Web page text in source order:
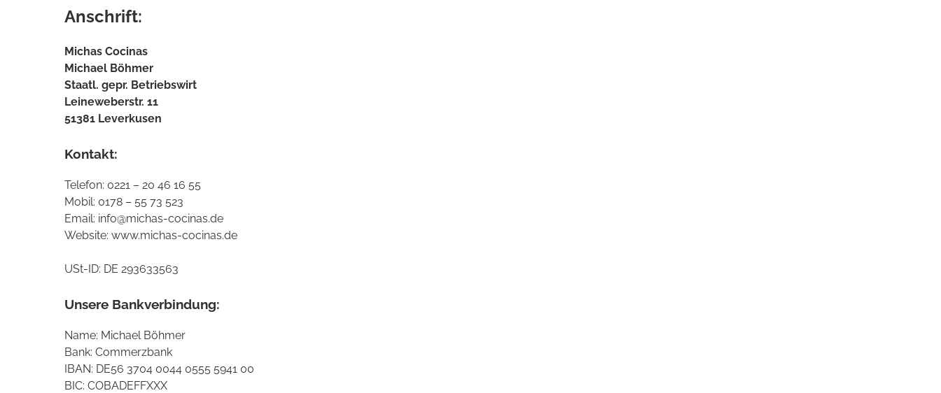
Anschrift:
Michas Cocinas
Michael Böhmer
Staatl. gepr. Betriebswirt
Leineweberstr. 11
51381 Leverkusen
Kontakt:
Telefon: 0221 – 20 46 16 55
Mobil: 0178 – 55 73 523
Email: info@michas-cocinas.de
Website: www.michas-cocinas.de
USt-ID: DE 293633563
Unsere Bankverbindung:
Name: Michael Böhmer
Bank: Commerzbank
IBAN: DE56 3704 0044 0555 5941 00
BIC: COBADEFFXXX